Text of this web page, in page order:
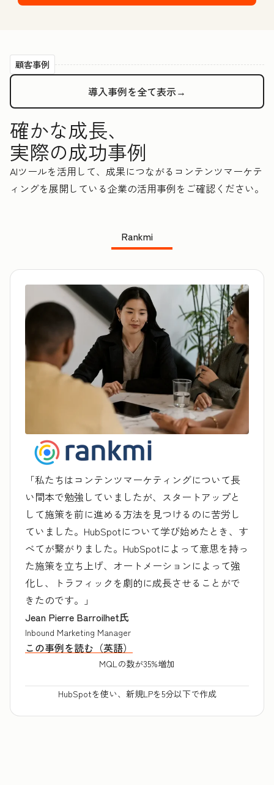
顧客事例
導入事例を全て表示→
確かな成長、
実際の成功事例
AIツールを活用して、成果につながるコンテンツマーケテ
ィングを展開している企業の活用事例をご確認ください。
Rankmi
「私たちはコンテンツマーケティングについて長
い間本で勉強していましたが、スタートアップと
して施策を前に進める方法を見つけるのに苦労し
ていました。HubSpotについて学び始めたとき、す
べてが繋がりました。HubSpotによって意思を持っ
た施策を立ち上げ、オートメーションによって強
化し、トラフィックを劇的に成長させることがで
きたのです。」
Jean Pierre Barroilhet氏
Inbound Marketing Manager
この事例を読む（英語）
MQLの数が35%増加
HubSpotを使い、新規LPを5分以下で作成